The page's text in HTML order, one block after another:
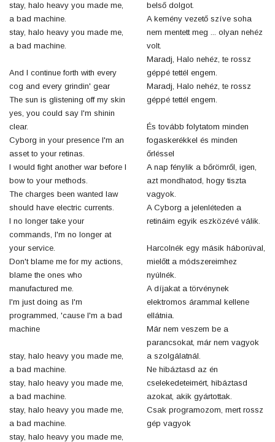
stay, halo heavy you made me,
a bad machine.
stay, halo heavy you made me,
a bad machine.
And I continue forth with every
cog and every grindin' gear
The sun is glistening off my skin
yes, you could say I'm shinin
clear.
Cyborg in your presence I'm an
asset to your retinas.
I would fight another war before I
bow to your methods.
The charges been wanted law
should have electric currents.
I no longer take your
commands, I'm no longer at
your service.
Don't blame me for my actions,
blame the ones who
manufactured me.
I'm just doing as I'm
programmed, 'cause I'm a bad
machine
stay, halo heavy you made me,
a bad machine.
stay, halo heavy you made me,
a bad machine.
stay, halo heavy you made me,
a bad machine.
stay, halo heavy you made me,
belső dolgot.
A kemény vezető szíve soha
nem mentett meg ... olyan nehéz
volt.
Maradj, Halo nehéz, te rossz
géppé tettél engem.
Maradj, Halo nehéz, te rossz
géppé tettél engem.
És tovább folytatom minden
fogaskerékkel és minden
őrléssel
A nap fénylik a bőrömről, igen,
azt mondhatod, hogy tiszta
vagyok.
A Cyborg a jelenléteden a
retináim egyik eszközévé válik.
Harcolnék egy másik háborúval,
mielőtt a módszereimhez
nyúlnék.
A díjakat a törvénynek
elektromos árammal kellene
ellátnia.
Már nem veszem be a
parancsokat, már nem vagyok
a szolgálatnál.
Ne hibáztasd az én
cselekedeteimért, hibáztasd
azokat, akik gyártottak.
Csak programozom, mert rossz
gép vagyok